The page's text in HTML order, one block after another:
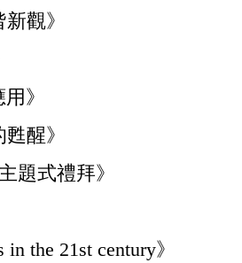
觀》
》
醒》
題式禮拜》
the 21st century》